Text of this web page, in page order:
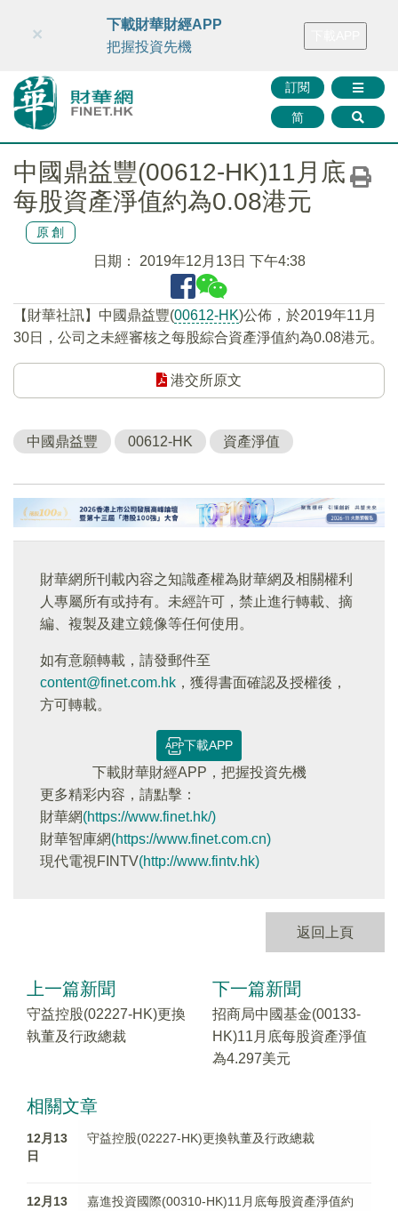
財華智庫網 FINTV FINMETA 財華證券 媒體矩陣
訂閱
简
×
下載財華財經APP
把握投資先機
中國鼎益豐(00612-HK)11月底
每股資產淨值約為0.08港元
原創
日期： 2019年12月13日 下午4:38
【財華社訊】中國鼎益豐(00612-HK)公佈，於2019年11月
30日，公司之未經審核之每股綜合資產淨值約為0.08港元。
港交所原文
中國鼎益豐 00612-HK 資產淨值
財華網所刊載內容之知識產權為財華網及相關權利
人專屬所有或持有。未經許可，禁止進行轉載、摘
編、複製及建立鏡像等任何使用。
如有意願轉載，請發郵件至
content@finet.com.hk ，獲得書面確認及授權後，
方可轉載。
下載APP
下載財華財經APP，把握投資先機
更多精彩内容，請點擊：
財華網(https://www.finet.hk/)
財華智庫網(https://www.finet.com.cn)
現代電視FINTV(http://www.fintv.hk)
返回上頁
上一篇新聞
守益控股(02227-HK)更換
執董及行政總裁
下一篇新聞
招商局中國基金(00133-
HK)11月底每股資產淨值
為4.297美元
相關文章
12月13
日
守益控股(02227-HK)更換執董及行政總裁
12月13
嘉進投資國際(00310-HK)11月底每股資產淨值約